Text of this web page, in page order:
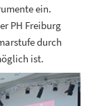
ein.
PH Freiburg
durch
ist.